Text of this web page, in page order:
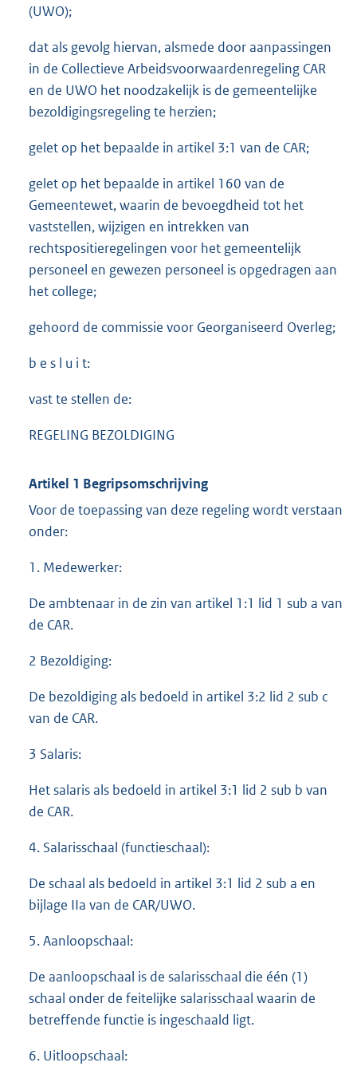
(UWO);
dat als gevolg hiervan, alsmede door aanpassingen
in de Collectieve Arbeidsvoorwaardenregeling CAR
en de UWO het noodzakelijk is de gemeentelijke
bezoldigingsregeling te herzien;
gelet op het bepaalde in artikel 3:1 van de CAR;
gelet op het bepaalde in artikel 160 van de
Gemeentewet, waarin de bevoegdheid tot het
vaststellen, wijzigen en intrekken van
rechtspositieregelingen voor het gemeentelijk
personeel en gewezen personeel is opgedragen aan
het college;
gehoord de commissie voor Georganiseerd Overleg;
b e s l u i t:
vast te stellen de:
REGELING BEZOLDIGING
Artikel 1 Begripsomschrijving
Voor de toepassing van deze regeling wordt verstaan
onder:
1. Medewerker:
De ambtenaar in de zin van artikel 1:1 lid 1 sub a van
de CAR.
2 Bezoldiging:
De bezoldiging als bedoeld in artikel 3:2 lid 2 sub c
van de CAR.
3 Salaris:
Het salaris als bedoeld in artikel 3:1 lid 2 sub b van
de CAR.
4. Salarisschaal (functieschaal):
De schaal als bedoeld in artikel 3:1 lid 2 sub a en
bijlage IIa van de CAR/UWO.
5. Aanloopschaal:
De aanloopschaal is de salarisschaal die één (1)
schaal onder de feitelijke salarisschaal waarin de
betreffende functie is ingeschaald ligt.
6. Uitloopschaal: